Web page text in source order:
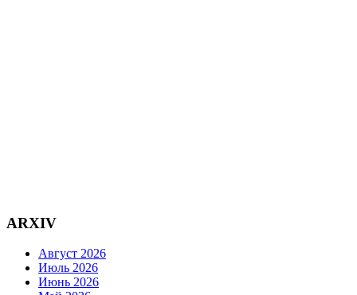
ARXIV
Август 2026
Июль 2026
Июнь 2026